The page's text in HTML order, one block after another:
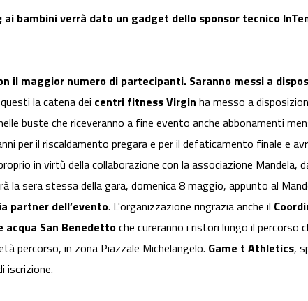
bambini verrà dato un gadget dello sponsor tecnico
il maggior numero di partecipanti. Saranno messi a
la catena dei centri fitness Virgin ha messo a
buste che riceveranno a fine evento anche abbonamenti
per il riscaldamento pregara e per il defaticamento finale e
in virtù della collaborazione con la associazione
la sera stessa della gara, domenica 8 maggio, appunto al
partner dell’evento. L'organizzazione ringrazia anche il
acqua San Benedettoche cureranno i ristori lungo il percorso
percorso, in zona Piazzale Michelangelo. Game t Athletics,
iscrizione.